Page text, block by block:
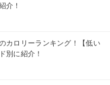
介！
カロリーランキング！【低い
別に紹介！